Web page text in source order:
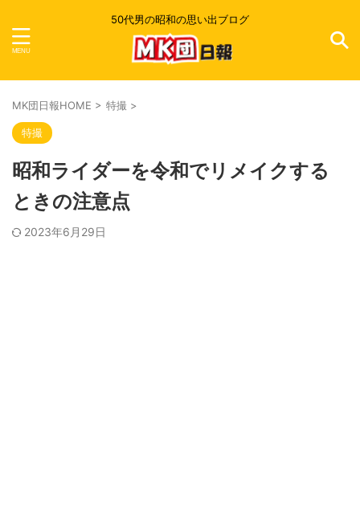
50代男の昭和の思い出ブログ
MK団日報HOME > 特撮 >
特撮
昭和ライダーを令和でリメイクする
ときの注意点
2023年6月29日